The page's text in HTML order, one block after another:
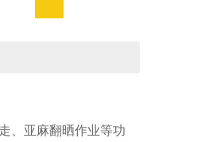
、亚麻翻晒作业等功